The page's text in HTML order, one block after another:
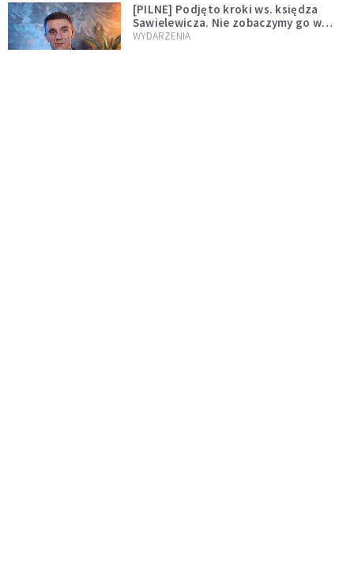
[PILNE] Podjęto kroki ws. księdza
Sawielewicza. Nie zobaczymy go w
mediach
WYDARZENIA